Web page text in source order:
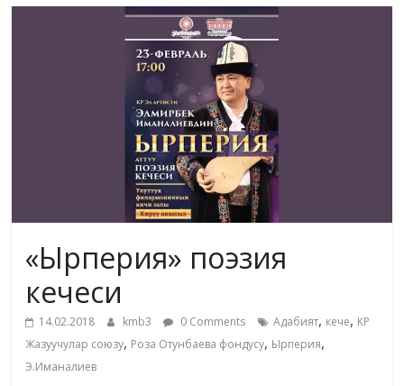
«Ырперия» поэзия
кечеси
14.02.2018 kmb3 0 Comments Адабият, кече, КР
Жазуучулар союзу, Роза Отунбаева фондусу, Ырперия,
Э.Иманалиев